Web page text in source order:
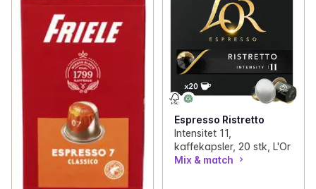
Espresso Ristretto
Intensitet 11,
kaffekapsler, 20 stk, L'Or
Mix & match